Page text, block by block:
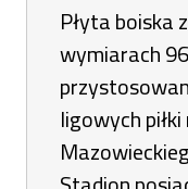
Płyta boiska
wymiarach
ligowych